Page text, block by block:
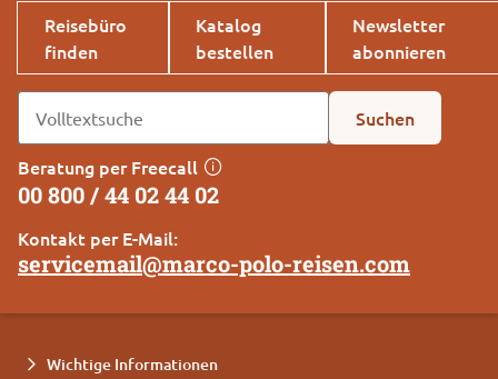
Reisebüro
finden
Katalog
bestellen
Newsletter
abonnieren
Suchen
Beratung per Freecall
00 800 / 44 02 44 02
Kontakt per E-Mail:
servicemail@marco-polo-reisen.com
Wichtige Informationen